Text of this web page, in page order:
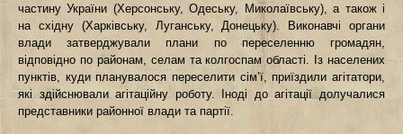
частину України (Херсонську, Одеську, Миколаївську), а також і
на східну (Харківську, Луганську, Донецьку). Виконавчі органи
влади затверджували плани по переселенню громадян,
відповідно по районам, селам та колгоспам області. Із населених
пунктів, куди планувалося переселити сім’ї, приїздили агітатори,
які здійснювали агітаційну роботу. Іноді до агітації долучалися
представники районної влади та партії.